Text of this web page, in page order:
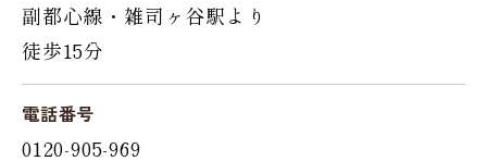
副都心線・雑司ヶ谷駅より
徒歩15分
電話番号
0120-905-969